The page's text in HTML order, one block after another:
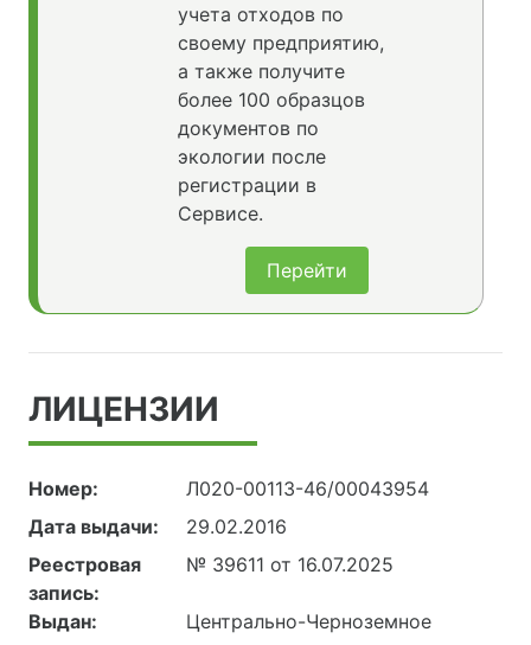
учета отходов по
своему предприятию,
а также получите
более 100 образцов
документов по
экологии после
регистрации в
Сервисе.
Перейти
ЛИЦЕНЗИИ
Номер:
Л020-00113-46/00043954
Дата выдачи:
29.02.2016
Реестровая
запись:
№ 39611 от 16.07.2025
Выдан:
Центрально-Черноземное